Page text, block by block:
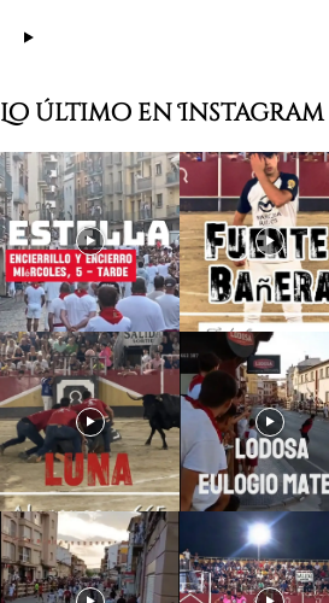
Lo último en Instagram